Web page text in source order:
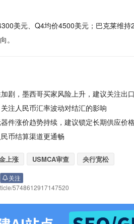
美元、Q4均价4500美元；巴克莱维
。
剧，墨西哥买家风险上升，建议关注出
注人民币汇率波动对结汇的影响
件涨价趋势持续，建议锁定长期供应价
币结算渠道更通畅
上涨 USMCA审查 央行宽松
关注
5748612917147520